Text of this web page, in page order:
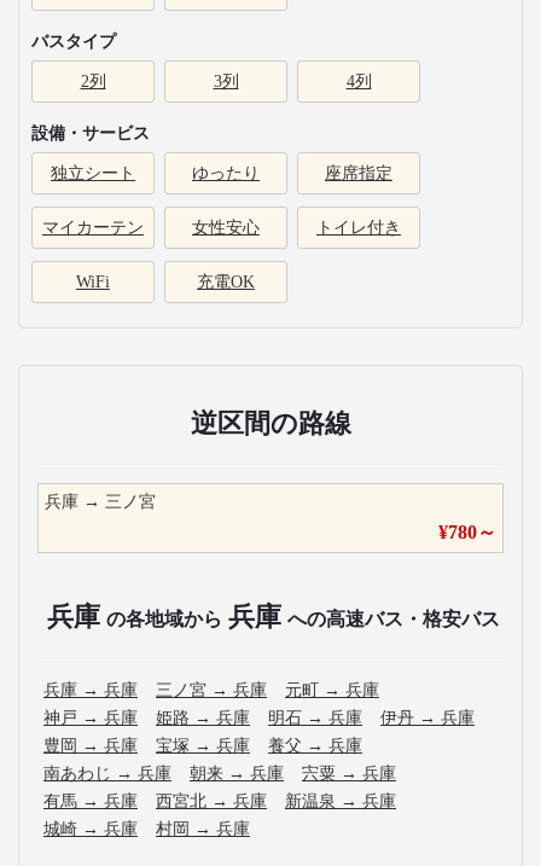
バスタイプ
2列 3列 4列
設備・サービス
独立シート ゆったり 座席指定
マイカーテン 女性安心 トイレ付き
WiFi 充電OK
逆区間の路線
兵庫 → 三ノ宮
¥780～
兵庫 の各地域から 兵庫 への高速バス・格安バス
兵庫 → 兵庫 三ノ宮 → 兵庫 元町 → 兵庫
神戸 → 兵庫 姫路 → 兵庫 明石 → 兵庫 伊丹 → 兵庫
豊岡 → 兵庫 宝塚 → 兵庫 養父 → 兵庫
南あわじ → 兵庫 朝来 → 兵庫 宍粟 → 兵庫
有馬 → 兵庫 西宮北 → 兵庫 新温泉 → 兵庫
城崎 → 兵庫 村岡 → 兵庫